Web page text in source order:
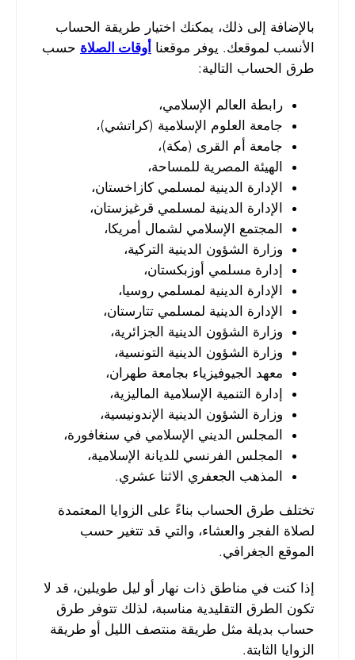
بالإضافة إلى ذلك، يمكنك اختيار طريقة الحساب
الأنسب لموقعك. يوفر موقعنا أوقات الصلاة حسب
طرق الحساب التالية:
رابطة العالم الإسلامي،
جامعة العلوم الإسلامية (كراتشي)،
جامعة أم القرى (مكة)،
الهيئة المصرية للمساحة،
الإدارة الدينية لمسلمي كازاخستان،
الإدارة الدينية لمسلمي قرغيزستان،
المجتمع الإسلامي لشمال أمريكا،
وزارة الشؤون الدينية التركية،
إدارة مسلمي أوزبكستان،
الإدارة الدينية لمسلمي روسيا،
الإدارة الدينية لمسلمي تتارستان،
وزارة الشؤون الدينية الجزائرية،
وزارة الشؤون الدينية التونسية،
معهد الجيوفيزياء بجامعة طهران،
إدارة التنمية الإسلامية الماليزية،
وزارة الشؤون الدينية الإندونيسية،
المجلس الديني الإسلامي في سنغافورة،
المجلس الفرنسي للديانة الإسلامية،
المذهب الجعفري الاثنا عشري.
تختلف طرق الحساب بناءً على الزوايا المعتمدة
لصلاة الفجر والعشاء، والتي قد تتغير حسب
الموقع الجغرافي.
إذا كنت في مناطق ذات نهار أو ليل طويلين، قد لا
تكون الطرق التقليدية مناسبة، لذلك تتوفر طرق
حساب بديلة مثل طريقة منتصف الليل أو طريقة
الزوايا الثابتة.